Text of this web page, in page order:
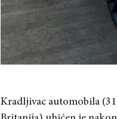
Kradljivac automobila